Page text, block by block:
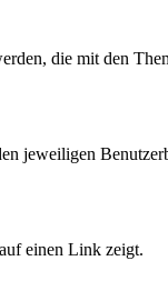
die mit den
jeweiligen
einen Link zeigt.